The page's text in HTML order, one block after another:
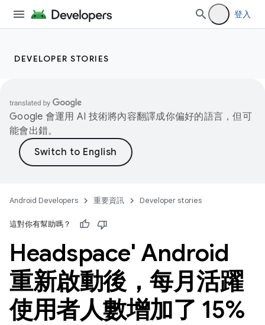
登入
DEVELOPER STORIES
Google 會運用 AI 技術將內容翻譯成你偏好的語言，但可
能會出錯。
Android Developers 重要資訊 Developer stories
這對你有幫助嗎？
Headspace' Android
重新啟動後，每月活躍
使用者人數增加了 15%